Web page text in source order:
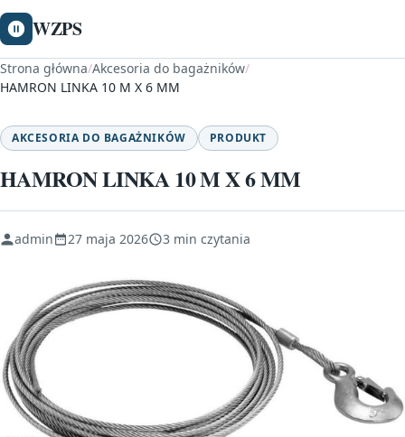
WZPS
Strona główna/Akcesoria do bagażników/
HAMRON LINKA 10 M X 6 MM
AKCESORIA DO BAGAŻNIKÓW PRODUKT
HAMRON LINKA 10 M X 6 MM
admin 27 maja 2026 3 min czytania